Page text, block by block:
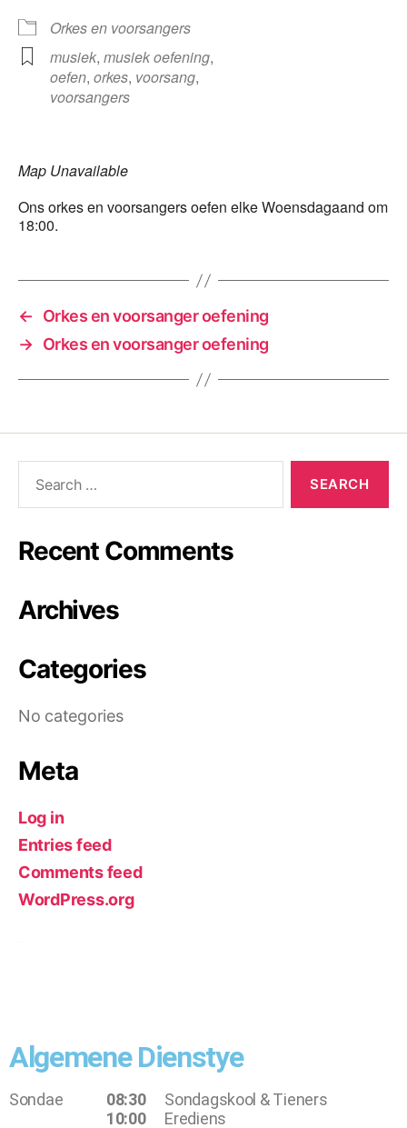
Orkes en voorsangers
musiek, musiek oefening,
oefen, orkes, voorsang,
voorsangers
Map Unavailable
Ons orkes en voorsangers oefen elke Woensdagaand om
18:00.
←
Orkes en voorsanger oefening
→ Orkes en voorsanger oefening
Recent Comments
Archives
Categories
No categories
Meta
Log in
Entries feed
Comments feed
WordPress.org
Algemene Dienstye
Sondae
08:30
10:00
Sondagskool & Tieners
Erediens